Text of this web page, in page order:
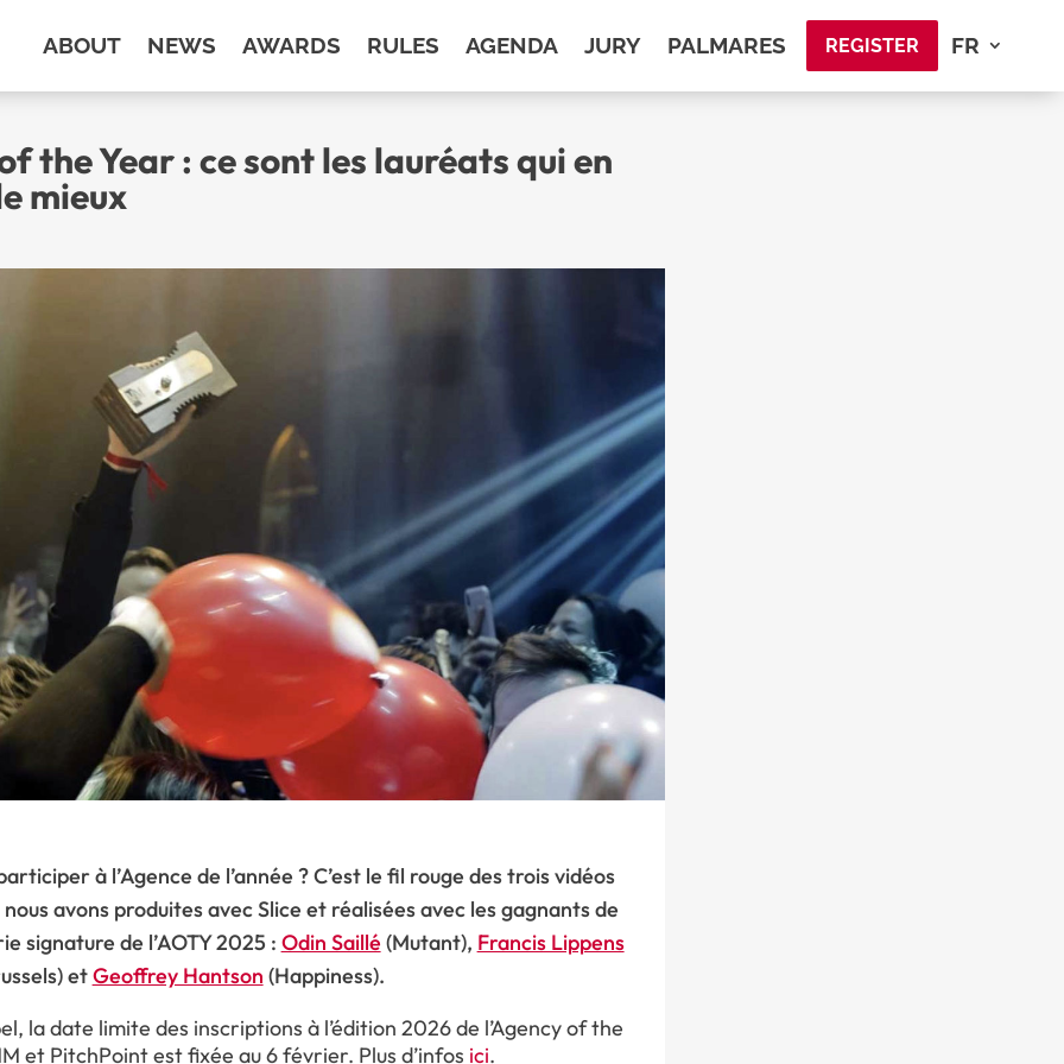
ABOUT NEWS AWARDS RULES AGENDA JURY PALMARES REGISTER FR
the Year : ce sont les lauréats qui en
mieux
à l’Agence de l’année ? C’est le fil rouge des trois vidéos
nous avons produites avec Slice et réalisées avec les gagnants de
signature de l’AOTY 2025 : Odin Saillé(Mutant), Francis Lippens
etGeoffrey Hantson (Happiness).
la date limite des inscriptions à l’édition 2026 de l’Agency of the
et PitchPoint est fixée au 6 février. Plus d’infos ici.